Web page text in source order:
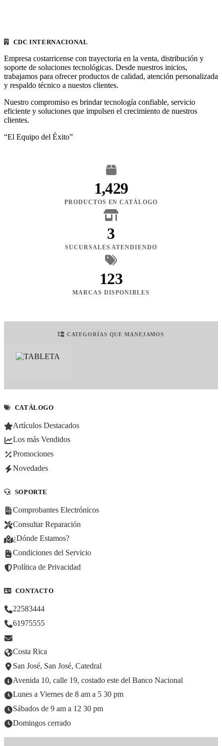
CDC INTERNACIONAL
Empresa costarricense con trayectoria en la venta, distribución y
soporte de soluciones tecnológicas. Desde nuestros inicios,
trabajamos para ofrecer productos de calidad, atención personalizada
y respaldo técnico a nuestos clientes.
Nuestro compromiso es brindar tecnología confiable, servicio
eficiente y soluciones que impulsen el crecimiento de nuestros
clientes.
“El Equipo del Éxito”
1,429
PRODUCTOS EN CATÁLOGO
3
SUCURSALES ATENDIENDO
123
MARCAS DISPONIBLES
CATEGORÍAS QUE MANEJAMOS
CATÁLOGO
Artículos Destacados
Los más Vendidos
Promociones
Novedades
SOPORTE
Comprobantes Electrónicos
Consultar Reparación
¿Dónde Estamos?
Condiciones del Servicio
Política de Privacidad
CONTACTO
22583444
61975555
Costa Rica
San José, San José, Catedral
Avenida 10, calle 19, costado este del Banco Nacional
Lunes a Viernes de 8 am a 5 30 pm
Sábados de 9 am a 12 30 pm
Domingos cerrado